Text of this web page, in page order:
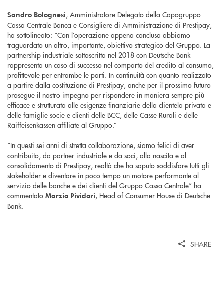
Sandro Bolognesi, Amministratore Delegato della Capogruppo
Cassa Centrale Banca e Consigliere di Amministrazione di Prestipay,
ha sottolineato: “Con l’operazione appena conclusa abbiamo
traguardato un altro, importante, obiettivo strategico del Gruppo. La
partnership industriale sottoscritta nel 2018 con Deutsche Bank
rappresenta un caso di successo nel comparto del credito al consumo,
profittevole per entrambe le parti. In continuità con quanto realizzato
a partire dalla costituzione di Prestipay, anche per il prossimo futuro
prosegue il nostro impegno per rispondere in maniera sempre più
efficace e strutturata alle esigenze finanziarie della clientela privata e
delle famiglie socie e clienti delle BCC, delle Casse Rurali e delle
Raiffeisenkassen affiliate al Gruppo.”
“In questi sei anni di stretta collaborazione, siamo felici di aver
contribuito, da partner industriale e da soci, alla nascita e al
consolidamento di Prestipay, realtà che ha saputo soddisfare tutti gli
stakeholder e diventare in poco tempo un motore performante al
servizio delle banche e dei clienti del Gruppo Cassa Centrale” ha
commentato Marzio Pividori, Head of Consumer House di Deutsche
Bank.
SHARE